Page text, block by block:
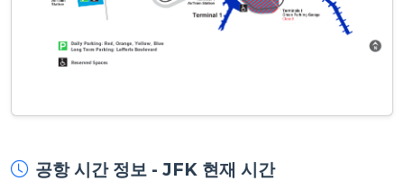
공항 시간 정보 - JFK 현재 시간